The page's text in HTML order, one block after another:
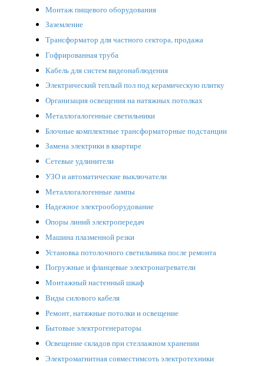
Монтаж пищевого оборудования
Заземление
Трансформатор для частного сектора, продажа
Гофрированная труба
Кабель для систем видеонаблюдения
Электрический теплый пол под керамическую плитку
Организация освещения на натяжных потолках
Металлогалогенные светильники
Блочные комплектные трансформаторные подстанции
Замена электрики в квартире
Сетевые удлинители
УЗО и автоматические выключатели
Металлогалогенные лампы
Надежное электрооборудование
Опоры линий электропередач
Машина плазменной резки
Установка потолочного светильника после ремонта
Погружные и фланцевые электронагреватели
Монтажный настенный шкаф
Виды силового кабеля
Ремонт, натяжные потолки и освещение
Бытовые электрогенераторы
Освещение складов при стеллажном хранении
Электромагнитная совместимсоть электротехники